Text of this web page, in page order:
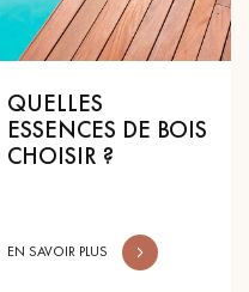
QUELLES
ESSENCES DE BOIS
CHOISIR ?
EN SAVOIR PLUS